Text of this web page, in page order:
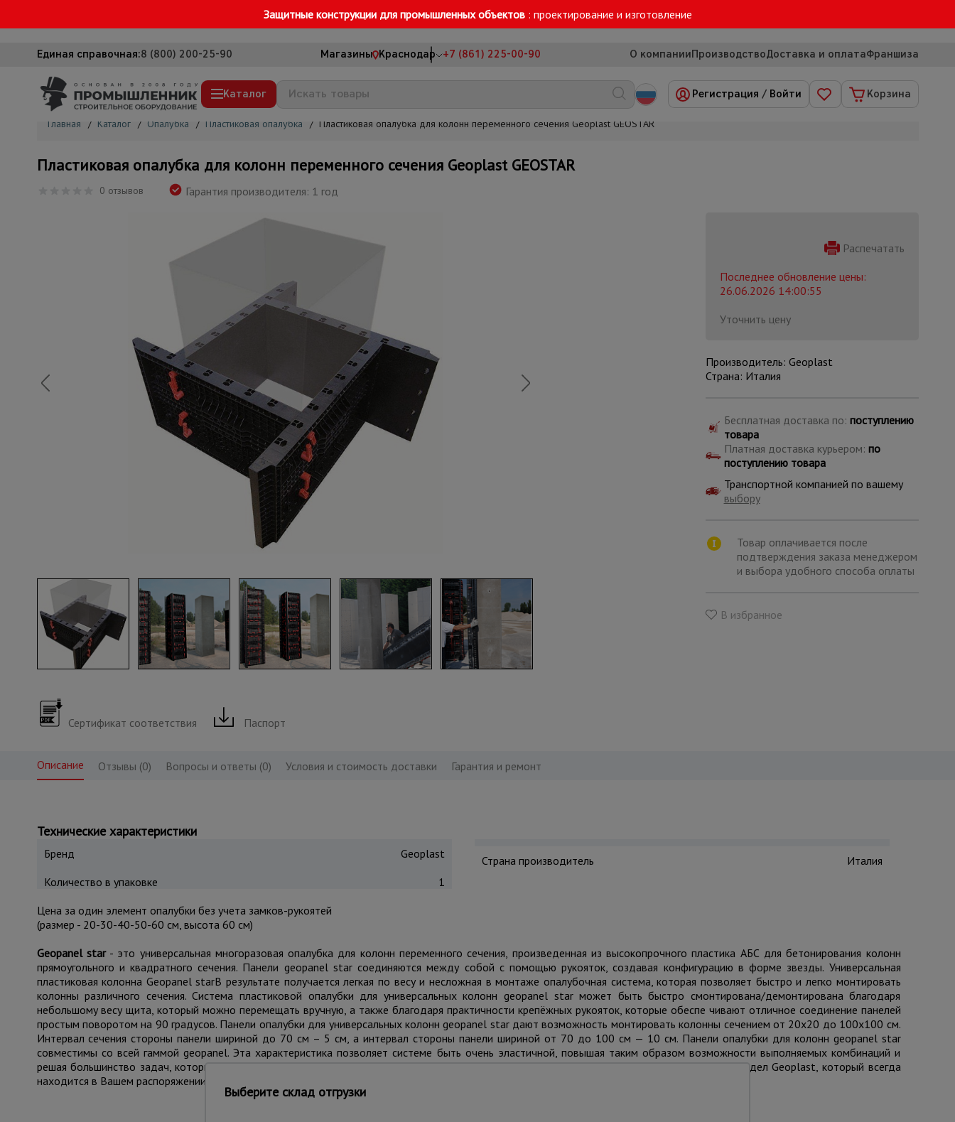
Защитные конструкции для промышленных объектов : проектирование и изготовление
Единая справочная:8 (800) 200-25-90 Магазины Краснодар +7 (861) 225-00-90 О компанииПроизводствоДоставка и оплатаФраншиза
Каталог
Вышки-туры
Подмости строительные
Сетка, тенты, брезенты
Строительные подъемники
Мусоропровод строительный
Фанера ламинированная
Опалубка
Вибротехника для строительства
Оборудование для работы с арматурой
Оборудование для бетонных работ
Техника для склада
Тачки строительные и садовые
Лестницы и стремянки
Штукатурные комплекты
Металл и металлообработка
Каталог
всех
Регистрация / Войти Корзина
Главная / Каталог / Опалубка / Пластиковая опалубка / Пластиковая опалубка для колонн переменного сечения Geoplast GEOSTAR
Пластиковая опалубка для колонн переменного сечения Geoplast GEOSTAR
0 отзывов Гарантия производителя: 1 год
Распечатать
Последнее обновление цены:
26.06.2026 14:00:55
Уточнить цену
Производитель: Geoplast
Страна: Италия
Бесплатная доставка по: поступлению
товара
Платная доставка курьером: по
поступлению товара
Транспортной компанией по вашему
выбору
Товар оплачивается после
подтверждения заказа менеджером
и выбора удобного способа оплаты
В избранное
Сертификат соответствия Паспорт
Описание Отзывы (0) Вопросы и ответы (0) Условия и стоимость доставки Гарантия и ремонт
Технические характеристики
Бренд
Geoplast
Количество в упаковке
1
Страна производитель Италия
Цена за один элемент опалубки без учета замков-рукоятей
(размер - 20-30-40-50-60 см, высота 60 см)
Geopanel star- это универсальная многоразовая опалубка для колонн переменного сечения, произведенная из высокопрочного пластика AБС для бетонирования колонн
прямоугольного и квадратного сечения. Панели geopanel star соединяются между собой с помощью рукояток, создавая конфигурацию в форме звезды. Универсальная
пластиковая колонна Geopanel starВ результате получается легкая по весу и несложная в монтаже опалубочная система, которая позволяет быстро и легко монтировать
колонны различного сечения. Система пластиковой опалубки для универсальных колонн geopanel star может быть быстро смонтирована/демонтирована благодаря
небольшому весу щита, который можно перемещать вручную, а также благодаря практичности крепёжных рукояток, которые обеспе чивают отличное соединение панелей
простым поворотом на 90 градусов. Панели опалубки для универсальных колонн geopanel star дают возможность монтировать колонны сечением от 20х20 до 100х100 см.
Интервал сечения стороны панели шириной до 70 см – 5 см, а интервал стороны панели шириной от 70 до 100 см — 10 см. Панели опалубки для колонн geopanel star
совместимы со всей гаммой geopanel. Эта характеристика позволяет системе быть очень эластичной, повышая таким образом возможности выполняемых комбинаций и
решая большинство задач, которые могут возникнуть на стройплощадке. В случае необходимости, Вы можете обратиться в технический отдел Geoplast, который всегда
находится в Вашем распоряжении для разработки самых подходящих нестандартных решений.
Выберите склад отгрузки